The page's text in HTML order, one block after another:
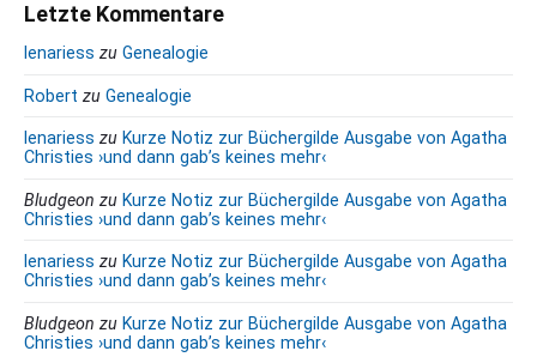
g
a
g
p
ä
s
e
n
i
r
B
i
t
r
ä
g
e
Letzte Kommentare
lenariess zu Genealogie
Robert zu Genealogie
lenariess zu Kurze Notiz zur Büchergilde Ausgabe von Agatha
Christies ›und dann gab’s keines mehr‹
Bludgeon zu Kurze Notiz zur Büchergilde Ausgabe von Agatha
Christies ›und dann gab’s keines mehr‹
lenariess zu Kurze Notiz zur Büchergilde Ausgabe von Agatha
Christies ›und dann gab’s keines mehr‹
Bludgeon zu Kurze Notiz zur Büchergilde Ausgabe von Agatha
Christies ›und dann gab’s keines mehr‹